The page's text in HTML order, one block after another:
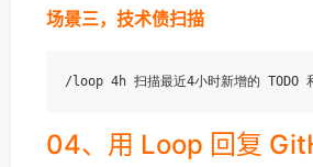
场景三，技术债扫描
04、用 Loop 回复